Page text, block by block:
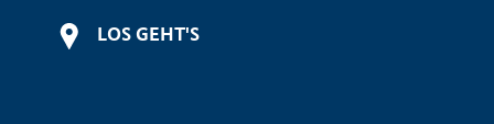
LOS GEHT'S